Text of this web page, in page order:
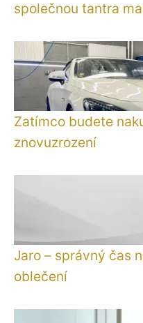
společnou tantra
Zatímco budete
znovuzrození
Jaro – správný čas
oblečení